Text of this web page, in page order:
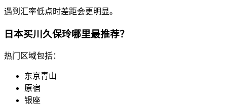
遇到汇率低点时差距会更明显。
日本买川久保玲哪里最推荐？
热门区域包括：
东京青山
原宿
银座